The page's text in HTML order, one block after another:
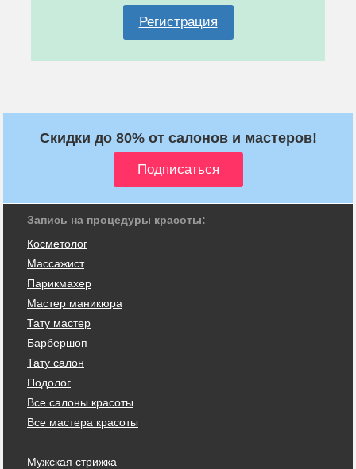
Регистрация
Скидки до 80% от салонов и мастеров!
Запись на процедуры красоты:
Косметолог
Массажист
Парикмахер
Мастер маникюра
Тату мастер
Барбершоп
Тату салон
Подолог
Все салоны красоты
Все мастера красоты
Мужская стрижка